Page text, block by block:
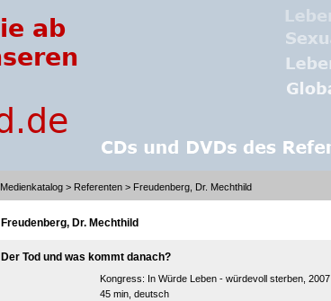
Medienkatalog > Referenten > Freudenberg, Dr. Mechthild
Freudenberg, Dr. Mechthild
Der Tod und was kommt danach?
Kongress: In Würde Leben - würdevoll sterben, 2007
45 min, deutsch